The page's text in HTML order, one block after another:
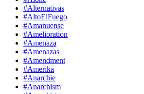
#Alternativas
#AltoElFuego
#Amanuense
#Amelioration
#Amenaza
#Amenazas
#Amendment
#Amerika
#Anarchie
#Anarchism